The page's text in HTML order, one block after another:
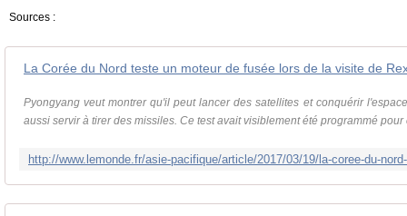
Sources :
La Corée du Nord teste un moteur de fusée lors de la visite de
Pyongyang veut montrer qu'il peut lancer des satellites et conquérir
aussi servir à tirer des missiles. Ce test avait visiblement été programmé pour